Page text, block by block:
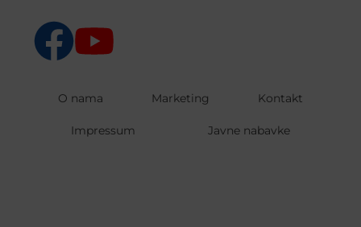
O nama Marketing Kontakt
Impressum Javne nabavke